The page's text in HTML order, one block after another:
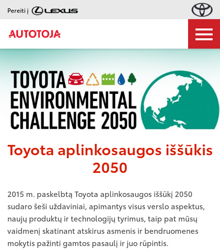
Pereiti į
Toyota aplinkosaugos iššūkis
2050
2015 m. paskelbtą Toyota aplinkosaugos iššūkį 2050
sudaro šeši uždaviniai, apimantys visus verslo aspektus,
naujų produktų ir technologijų tyrimus, taip pat mūsų
vaidmenį skatinant atskirus asmenis ir bendruomenes
mokytis pažinti gamtos pasaulį ir juo rūpintis.